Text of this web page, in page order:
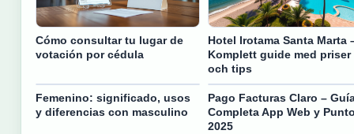
Cómo consultar tu lugar de
votación por cédula
Hotel Irotama Santa Marta
Komplett guide med priser
och tips
Femenino: significado, usos
y diferencias con masculino
Pago Facturas Claro –
Completa App Web y
2025